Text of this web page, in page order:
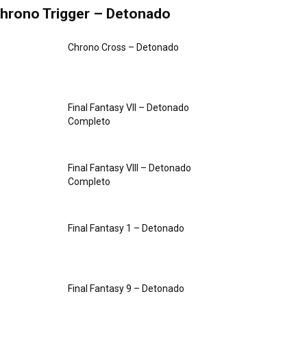
Trigger – Detonado
Chrono Cross – Detonado
Final Fantasy VII – Detonado
Completo
Final Fantasy VIII – Detonado
Completo
Final Fantasy 1 – Detonado
Final Fantasy 9 – Detonado